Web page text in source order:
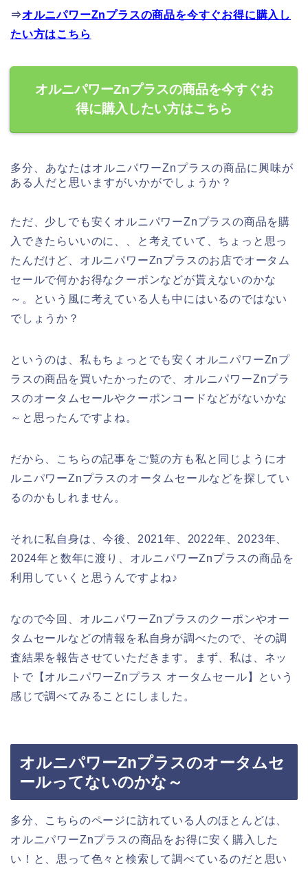
⇒オルニパワーZnプラスの商品を今すぐお得に購入し
たい方はこちら
オルニパワーZnプラスの商品を今すぐお
得に購入したい方はこちら
多分、あなたはオルニパワーZnプラスの商品に興味が
ある人だと思いますがいかがでしょうか？
ただ、少しでも安くオルニパワーZnプラスの商品を購
入できたらいいのに、、と考えていて、ちょっと思っ
たんだけど、オルニパワーZnプラスのお店でオータム
セールで何かお得なクーポンなどが貰えないのかな
～。という風に考えている人も中にはいるのではない
でしょうか？
というのは、私もちょっとでも安くオルニパワーZnプ
ラスの商品を買いたかったので、オルニパワーZnプラ
スのオータムセールやクーポンコードなどがないかな
～と思ったんですよね。
だから、こちらの記事をご覧の方も私と同じようにオ
ルニパワーZnプラスのオータムセールなどを探してい
るのかもしれません。
それに私自身は、今後、2021年、2022年、2023年、
2024年と数年に渡り、オルニパワーZnプラスの商品を
利用していくと思うんですよね♪
なので今回、オルニパワーZnプラスのクーポンやオー
タムセールなどの情報を私自身が調べたので、その調
査結果を報告させていただきます。まず、私は、ネッ
トで【オルニパワーZnプラス オータムセール】という
感じで調べてみることにしました。
オルニパワーZnプラスのオータムセ
ールってないのかな～
多分、こちらのページに訪れている人のほとんどは、
オルニパワーZnプラスの商品をお得に安く購入した
い！と、思って色々と検索して調べているのだと思い